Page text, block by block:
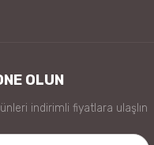
OLUN
indirimli fiyatlara ulaşlın